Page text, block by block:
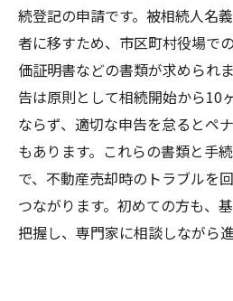
続登記の申請です。被相続人名
者に移すため、市区町村役場で
価証明書などの書類が求められ
告は原則として相続開始から10
ならず、適切な申告を怠るとペ
もあります。これらの書類と手
で、不動産売却時のトラブルを
つながります。初めての方も、
把握し、専門家に相談しながら